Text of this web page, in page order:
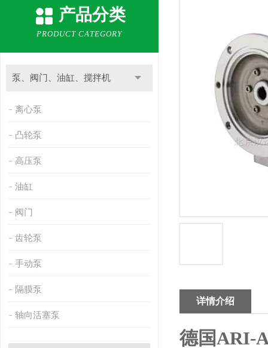
产品分类
PRODUCT CATEGORY
泵、阀门、油缸、搅拌机
离心泵
凸轮泵
高压泵
油缸
阀门
齿轮泵
手动泵
隔膜泵
轴向活塞泵
详情介绍
德国ARI-